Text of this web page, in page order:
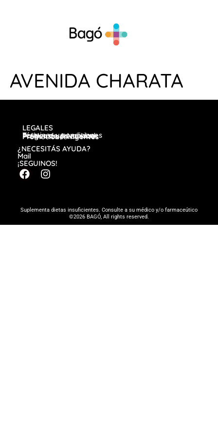
AVENIDA CHARATA
LEGALES
Términos y condiciones
Política de privacidad
Preguntas frecuentes
Promociones vigentes
¿NECESITÁS AYUDA?
Mail
¡SEGUINOS!
Suplementa dietas insuficientes. Consulte a su médico y/o farmaceútico
©2026 BAGÓ, All rights reserved.